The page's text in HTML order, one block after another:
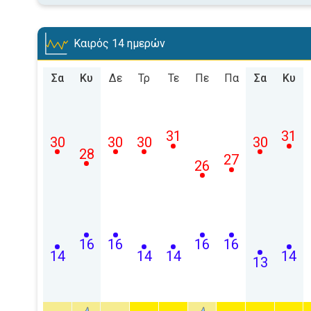
Καιρός 14 ημερών
Σα
14
30
Κυ
16
28
Δε
16
30
Τρ
14
30
Τε
14
31
Πε
16
26
Πα
16
27
Σα
13
30
Κυ
14
31